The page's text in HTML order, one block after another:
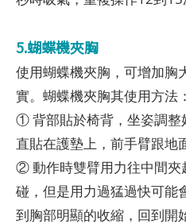
5.蝴蝶機夾胸
使用蝴蝶機夾胸，可增加胸
實。蝴蝶機夾胸其使用方法：
① 背部貼於椅背，坐姿調整
直貼在護墊上，前手臂跟地
② 動作時雙臂用力往中間夾
碰，但是用力過猛過快可能
到胸部明顯的收縮，回到開